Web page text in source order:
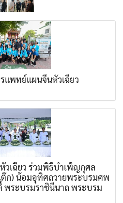
แพทย์แผนจีนหัวเฉียว
เฉียว ร่วมพิธีบำเพ็ญกุศล
ก) น้อมอุทิศถวายพระบรมศพ
พระบรมราชินีนาถ พระบรม